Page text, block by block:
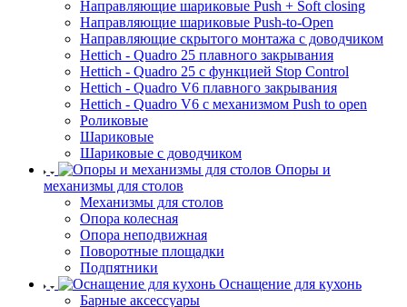
Направляющие шариковые Push + Soft closing
Направляющие шариковые Push-to-Open
Направляющие скрытого монтажа с доводчиком
Hettich - Quadro 25 плавного закрывания
Hettich - Quadro 25 с функцией Stop Control
Hettich - Quadro V6 плавного закрывания
Hettich - Quadro V6 с механизмом Push to open
Роликовые
Шариковые
Шариковые с доводчиком
Опоры и
механизмы для столов
Механизмы для столов
Опора колесная
Опора неподвижная
Поворотные площадки
Подпятники
Оснащение для кухонь
Барные аксессуары